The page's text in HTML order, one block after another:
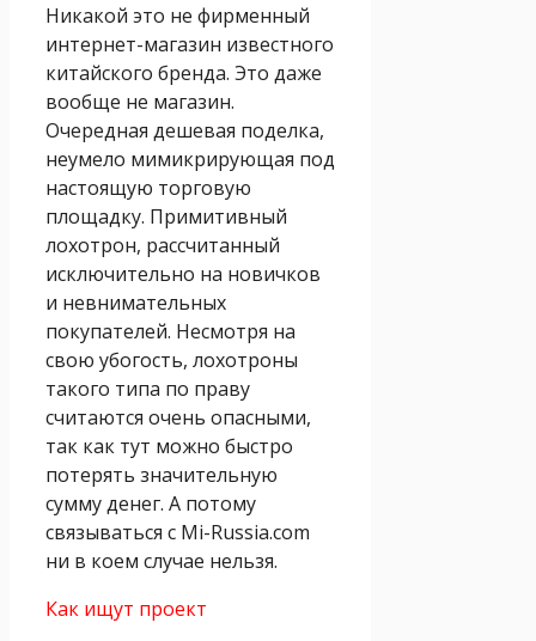
Никакой это не фирменный
интернет-магазин известного
китайского бренда. Это даже
вообще не магазин.
Очередная дешевая поделка,
неумело мимикрирующая под
настоящую торговую
площадку. Примитивный
лохотрон, рассчитанный
исключительно на новичков
и невнимательных
покупателей. Несмотря на
свою убогость, лохотроны
такого типа по праву
считаются очень опасными,
так как тут можно быстро
потерять значительную
сумму денег. А потому
связываться с Mi-Russia.com
ни в коем случае нельзя.
Как ищут проект